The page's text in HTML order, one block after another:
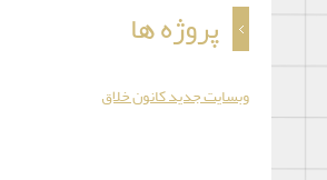
پروژه ها
وبسایت جدید کانون خلاق